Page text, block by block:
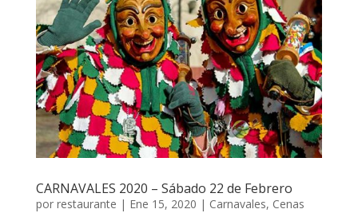
CARNAVALES 2020 – Sábado 22 de Febrero
por restaurante | Ene 15, 2020 | Carnavales, Cenas